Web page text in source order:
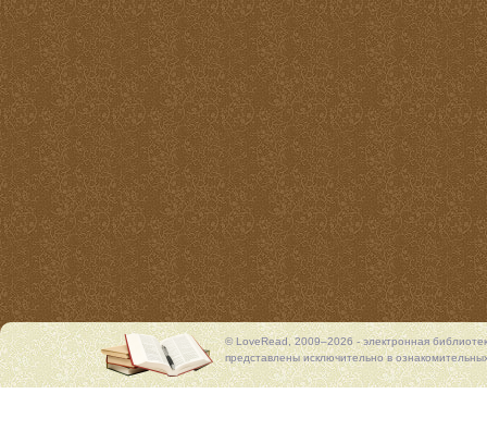
© LoveRead, 2009–2026 - электронная
представлены исключительно в